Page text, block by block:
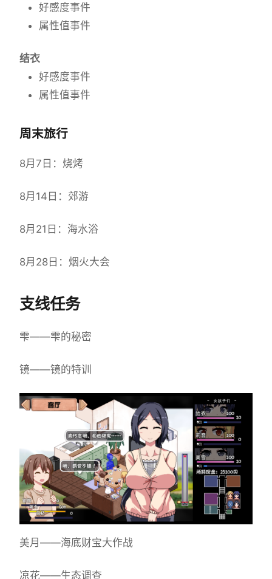
好感度事件
属性值事件
结衣
好感度事件
属性值事件
周末旅行
8月7日：烧烤
8月14日：郊游
8月21日：海水浴
8月28日：烟火大会
支线任务
雫——雫的秘密
镜——镜的特训
美月——海底财宝大作战
凉花——生态调查